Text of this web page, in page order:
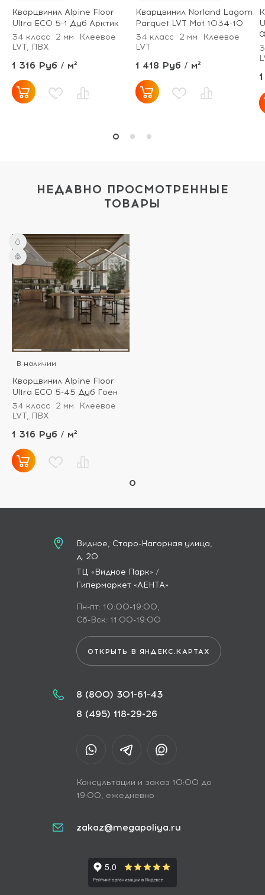
Кварцвинил Alpine Floor
Ultra ECO 5-1 Дуб Арктик
34 класс
2 мм
Клеевое
LVT, ПВХ
1 316 Руб / м²
Кварцвинил Norland Lagom
Parquet LVT Mot 1034-10
34 класс
2 мм
Клеевое
LVT
1 418 Руб / м²
НЕДАВНО ПРОСМОТРЕННЫЕ
ТОВАРЫ
В наличии
Кварцвинил Alpine Floor
Ultra ECO 5-45 Дуб Гоен
34 класс
2 мм
Клеевое
LVT, ПВХ
1 316 Руб / м²
Видное, Старо-Нагорная улица,
д. 20
ТЦ «Видное Парк» /
Гипермаркет «ЛЕНТА»
Пн-пт: 10:00-19:00,
Сб-Вск: 11:00-19:00
ОТКРЫТЬ В ЯНДЕКС.КАРТАХ
8 (800) 301-61-43
8 (495) 118-29-26
Консультации и заказ 10:00 до
19:00, ежедневно
zakaz@megapoliya.ru